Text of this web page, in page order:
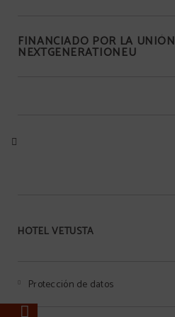
FINANCIADO POR LA
NEXTGENERATIONEU
HOTEL VETUSTA
Protección de datos